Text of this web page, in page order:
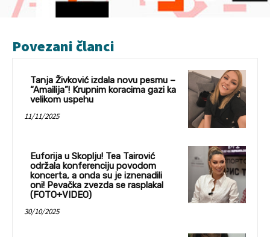
Povezani članci
Tanja Živković izdala novu pesmu –
“Amailija”! Krupnim koracima gazi ka
velikom uspehu
11/11/2025
Euforija u Skoplju! Tea Tairović
održala konferenciju povodom
koncerta, a onda su je iznenadili
oni! Pevačka zvezda se rasplakal
(FOTO+VIDEO)
30/10/2025